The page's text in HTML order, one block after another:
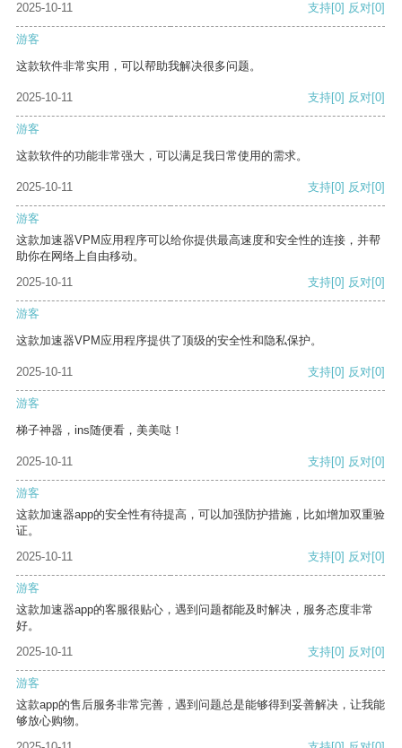
2025-10-11 支持[0] 反对[0]
游客
这款软件非常实用，可以帮助我解决很多问题。
2025-10-11 支持[0] 反对[0]
游客
这款软件的功能非常强大，可以满足我日常使用的需求。
2025-10-11 支持[0] 反对[0]
游客
这款加速器VPM应用程序可以给你提供最高速度和安全性的连接，并帮
助你在网络上自由移动。
2025-10-11
支持[0] 反对[0]
游客
这款加速器VPM应用程序提供了顶级的安全性和隐私保护。
2025-10-11 支持[0] 反对[0]
游客
梯子神器，ins随便看，美美哒！
2025-10-11 支持[0] 反对[0]
游客
这款加速器app的安全性有待提高，可以加强防护措施，比如增加双重验
证。
2025-10-11
支持[0] 反对[0]
游客
这款加速器app的客服很贴心，遇到问题都能及时解决，服务态度非常
好。
2025-10-11
支持[0] 反对[0]
游客
这款app的售后服务非常完善，遇到问题总是能够得到妥善解决，让我能
够放心购物。